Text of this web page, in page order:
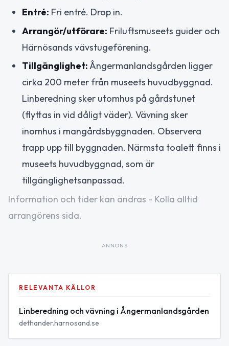
Entré: Fri entré. Drop in.
Arrangör/utförare: Friluftsmuseets guider och
Härnösands vävstugeförening.
Tillgänglighet:Ångermanlandsgården ligger
cirka 200 meter från museets huvudbyggnad.
Linberedning sker utomhus på gårdstunet
(flyttas in vid dåligt väder). Vävning sker
inomhus i mangårdsbyggnaden. Observera
trapp upp till byggnaden. Närmsta toalett finns i
museets huvudbyggnad, som är
tillgänglighetsanpassad.
Information och tider kan ändras - Kolla alltid
arrangörens sida.
ANNONS
RELEVANTA KÄLLOR
Linberedning och vävning i Ångermanlandsgården
dethander.harnosand.se